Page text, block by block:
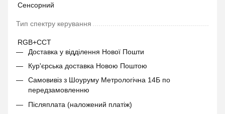
Сенсорний
Тип спектру керування
RGB+CCT
Доставка у відділення Нової Пошти
Кур'єрська доставка Новою Поштою
Самовивіз з Шоуруму Метрологічна 14Б по
передзамовленню
Післяплата (наложений платіж)